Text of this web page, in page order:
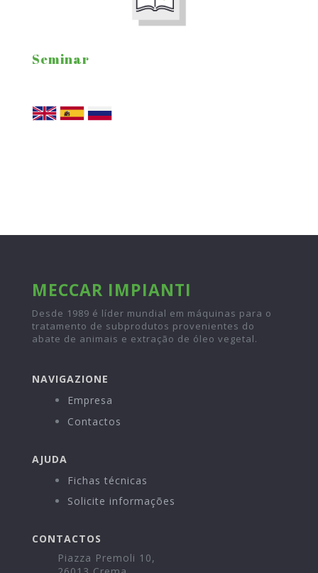
Seminar
MECCAR IMPIANTI
Desde 1989 é líder mundial em máquinas para o
tratamento de subprodutos provenientes do
abate de animais e extração de óleo vegetal.
NAVIGAZIONE
Empresa
Contactos
AJUDA
Fichas técnicas
Solicite informações
CONTACTOS
Piazza Premoli 10,